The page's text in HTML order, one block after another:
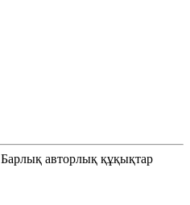
Барлық авторлық құқықтар